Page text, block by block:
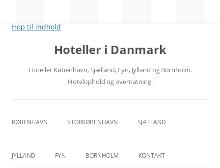
Hop til indhold
Hoteller i Danmark
Hoteller København, Sjælland, Fyn, Jylland og Bornholm.
Hotelophold og overnatning.
KØBENHAVN
CITY
STORKØBENHAVN SJÆLLAND
NORDSJÆLLAND
JYLLAND FYN BORNHOLM KONTAKT